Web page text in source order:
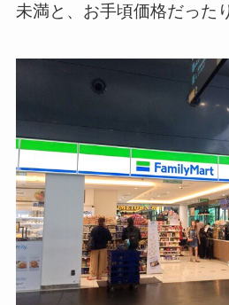
未満と、お手頃価格だった